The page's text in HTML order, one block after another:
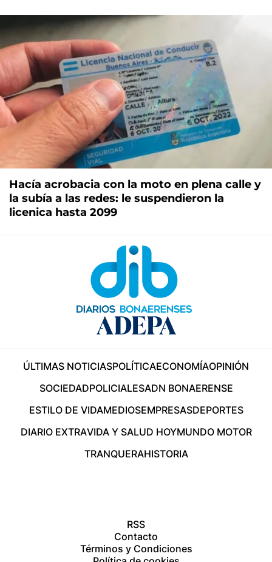
Hacía acrobacia con la moto en plena calle y
la subía a las redes: le suspendieron la
licenica hasta 2099
ÚLTIMAS NOTICIASPOLÍTICAECONOMÍAOPINIÓN
SOCIEDADPOLICIALESADN BONAERENSE
ESTILO DE VIDAMEDIOSEMPRESASDEPORTES
DIARIO EXTRAVIDA Y SALUD HOYMUNDO MOTOR
TRANQUERAHISTORIA
RSS
Contacto
Términos y Condiciones